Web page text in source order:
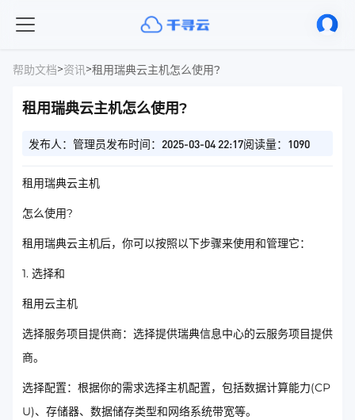
帮助文档>资讯>租用瑞典云主机怎么使用?
租用瑞典云主机怎么使用?
发布人：管理员发布时间：2025-03-04 22:17阅读量：1090
租用瑞典云主机
怎么使用?
租用瑞典云主机后，你可以按照以下步骤来使用和管理它：
1. 选择和
租用云主机
选择服务项目提供商：选择提供瑞典信息中心的云服务项目提供
商。
选择配置：根据你的需求选择主机配置，包括数据计算能力(CP
U)、存储器、数据储存类型和网络系统带宽等。